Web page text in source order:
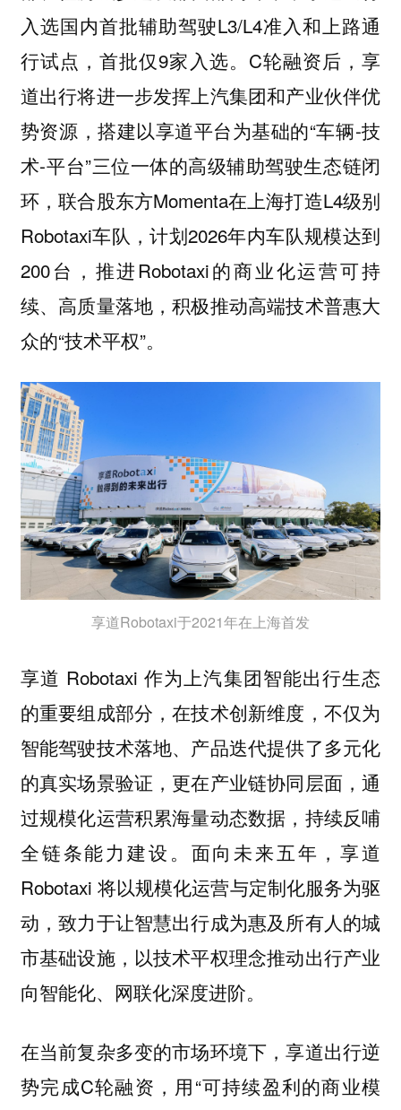
入选国内首批辅助驾驶L3/L4准入和上路通
行试点，首批仅9家入选。C轮融资后，享
道出行将进一步发挥上汽集团和产业伙伴优
势资源，搭建以享道平台为基础的“车辆-技
术-平台”三位一体的高级辅助驾驶生态链闭
环，联合股东方Momenta在上海打造L4级别
Robotaxi车队，计划2026年内车队规模达到
200台，推进Robotaxi的商业化运营可持
续、高质量落地，积极推动高端技术普惠大
众的“技术平权”。
享道Robotaxi于2021年在上海首发
享道 Robotaxi 作为上汽集团智能出行生态
的重要组成部分，在技术创新维度，不仅为
智能驾驶技术落地、产品迭代提供了多元化
的真实场景验证，更在产业链协同层面，通
过规模化运营积累海量动态数据，持续反哺
全链条能力建设。面向未来五年，享道
Robotaxi 将以规模化运营与定制化服务为驱
动，致力于让智慧出行成为惠及所有人的城
市基础设施，以技术平权理念推动出行产业
向智能化、网联化深度进阶。
在当前复杂多变的市场环境下，享道出行逆
势完成C轮融资，用“可持续盈利的商业模